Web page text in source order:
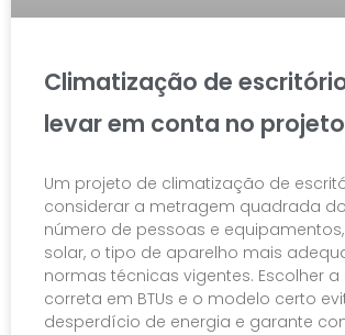
Climatização de
levar em conta no
Um projeto de climatização de
considerar a metragem quadrada
número de pessoas e
solar, o tipo de aparelho mais
normas técnicas vigentes. Escolher
correta em BTUs e o modelo certo
desperdício de energia e garante